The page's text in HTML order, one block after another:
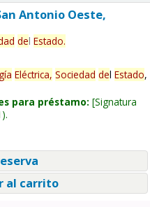
Antonio Oeste,
del Estado.
Eléctrica, Sociedad del Estado,
para préstamo: Signatura
al carrito